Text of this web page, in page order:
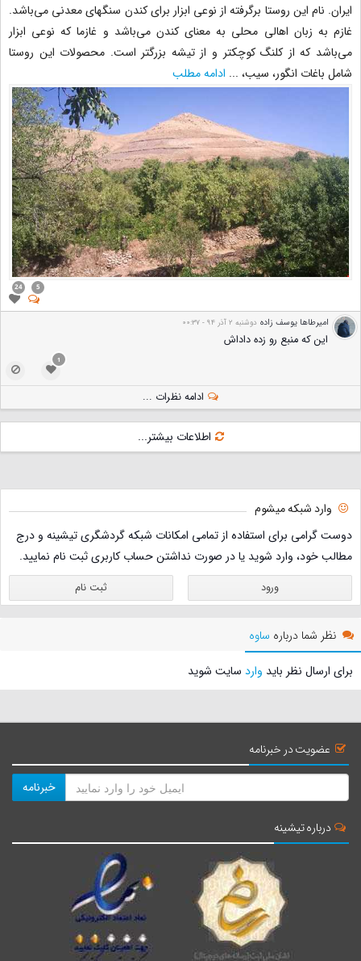
ایران. نام این روستا برگرفته از نوعی ابزار برای کندن سنگهای معدنی می‌باشد.
غازم به زبان اهالی محلی به معنای کندن می‌باشد و غازما که نوعی ابزار
می‌باشد که از کلنگ کوچکتر و از تیشه بزرگتر است. محصولات این روستا
شامل باغات انگور، سیب، ... ادامه مطلب
5
24
امیرطاها یوسف زاده دوشنبه 2 آذر 94 - 00:37
این که منبع رو زده داداش
1
ادامه نظرات ...
اطلاعات بیشتر...
وارد شبکه میشوم
دوست گرامی برای استفاده از تمامی امکانات شبکه گردشگری تیشینه و درج
مطالب خود، وارد شوید یا در صورت نداشتن حساب کاربری ثبت نام نمایید.
ورود ثبت نام
نظر شما درباره ساوه
برای ارسال نظر باید وارد سایت شوید
عضویت در خبرنامه
خبرنامه
درباره تیشینه